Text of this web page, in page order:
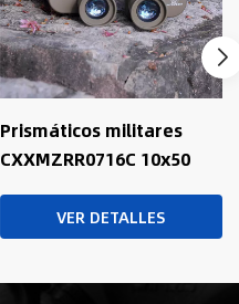
Telescopio binocular
XXZTT0801
VER DETALLES